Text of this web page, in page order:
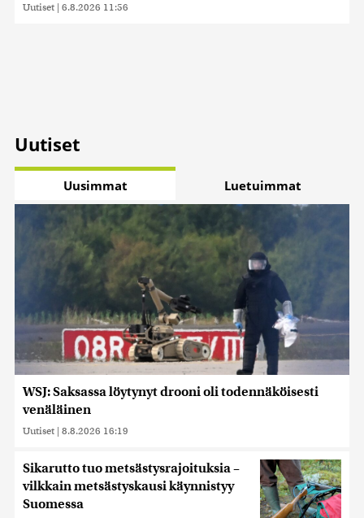
Uutiset | 6.8.2026 11:56
Uutiset
Uusimmat Luetuimmat
WSJ: Saksassa löytynyt drooni oli todennäköisesti
venäläinen
Uutiset | 8.8.2026 16:19
Sikarutto tuo metsästysrajoituksia –
vilkkain metsästyskausi käynnistyy
Suomessa